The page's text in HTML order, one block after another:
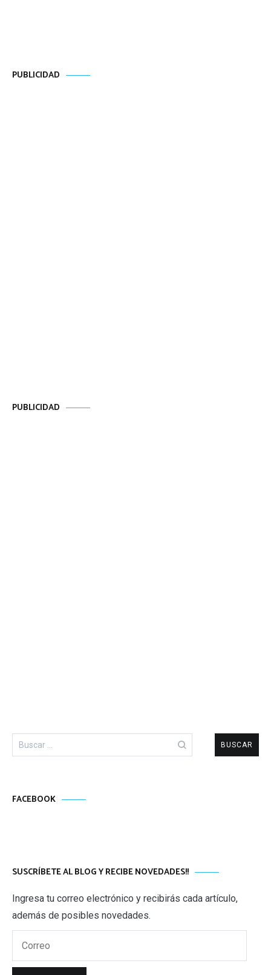
PUBLICIDAD
PUBLICIDAD
Buscar:
FACEBOOK
SUSCRÍBETE AL BLOG Y RECIBE NOVEDADES!!
Ingresa tu correo electrónico y recibirás cada artículo,
además de posibles novedades.